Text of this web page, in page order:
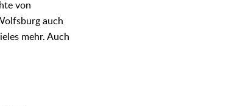
von
auch
mehr. Auch